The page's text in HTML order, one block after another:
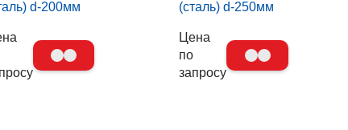
d-200мм
(сталь) d-250мм
Цена
по
запросу